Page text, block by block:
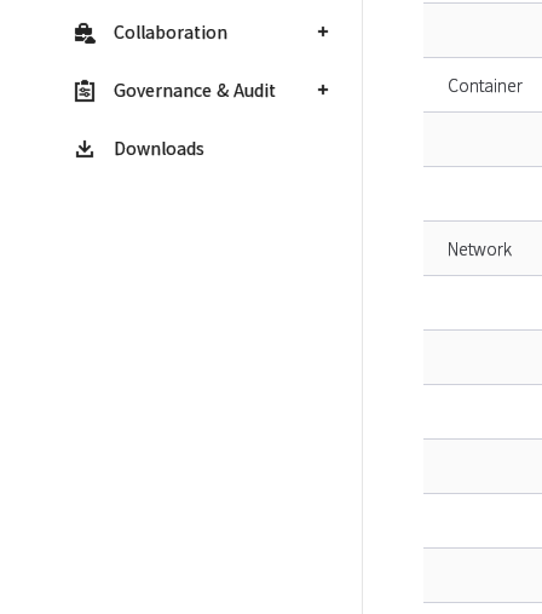
Collaboration
Governance & Audit
Downloads
Container
Network